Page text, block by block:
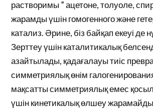
растворимы ” ацетоне, толуоле,
жарамды үшін гомогенного және
катализ. Әрине, біз байқап екеуі де
Зерттеу үшін каталитикалық
азайтылады, қадағалауы тиіс
симметриялық өнім
мақсатты симметриялық емес
үшін кинетикалық өлшеу